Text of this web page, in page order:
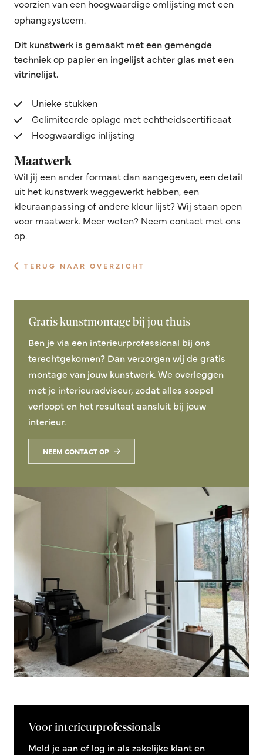
voorzien van een hoogwaardige omlijsting met een
ophangsysteem.
Dit kunstwerk is gemaakt met een gemengde
techniek op papier en ingelijst achter glas met een
vitrinelijst.
Unieke stukken
Gelimiteerde oplage met echtheidscertificaat
Hoogwaardige inlijsting
Maatwerk
Wil jij een ander formaat dan aangegeven, een detail
uit het kunstwerk weggewerkt hebben, een
kleuraanpassing of andere kleur lijst? Wij staan open
voor maatwerk. Meer weten? Neem contact met ons
op.
TERUG NAAR OVERZICHT
Gratis kunstmontage bij jou thuis
Ben je via een interieurprofessional bij ons
terechtgekomen? Dan verzorgen wij de gratis
montage van jouw kunstwerk. We overleggen
met je interieuradviseur, zodat alles soepel
verloopt en het resultaat aansluit bij jouw
interieur.
NEEM CONTACT OP
Voor interieurprofessionals
Meld je aan of log in als zakelijke klant en